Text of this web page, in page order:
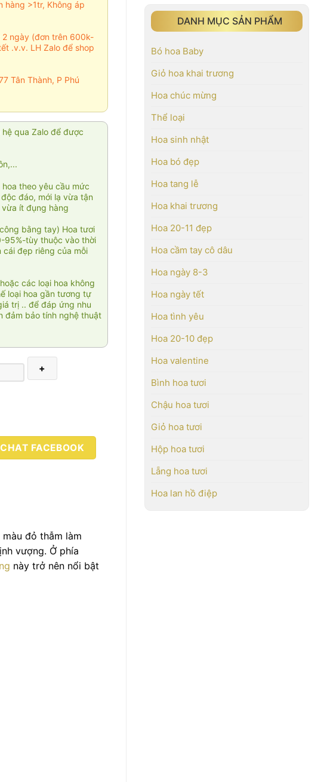
DANH MỤC SẢN PHẨM
Bó hoa Baby
Giỏ hoa khai trương
Hoa chúc mừng
Thể loại
Hoa sinh nhật
Hoa bó đẹp
Hoa tang lễ
Hoa khai trương
Hoa 20-11 đẹp
Hoa cầm tay cô dâu
Hoa ngày 8-3
Hoa ngày tết
Hoa tình yêu
Hoa 20-10 đẹp
Hoa valentine
Bình hoa tươi
Chậu hoa tươi
Giỏ hoa tươi
Hộp hoa tươi
Lẵng hoa tươi
Hoa lan hồ điệp
hàng >1tr, Không áp
ngày (đơn trên 600k-
.v.v. LH Zalo để shop
Tân Thành, P Phú
qua Zalo để được
theo yêu cầu mức
đáo, mới lạ vừa tận
ít đụng hàng
bằng tay) Hoa tươi
95%-tùy thuộc vào thời
cái đẹp riêng của mỗi
các loại hoa không
loại hoa gần tương tự
trị .. để đáp ứng nhu
đảm bảo tính nghệ thuật
CHAT FACEBOOK
đỏ thẫm làm
vượng. Ở phía
này trở nên nổi bật